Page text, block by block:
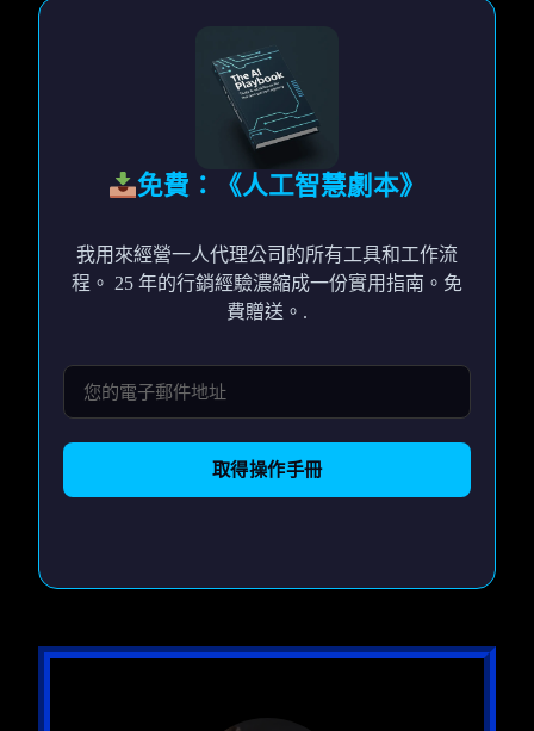
免費：《人工智慧劇本》
我用來經營一人代理公司的所有工具和工作流
程。 25 年的行銷經驗濃縮成一份實用指南。免
費贈送。.
取得操作手冊